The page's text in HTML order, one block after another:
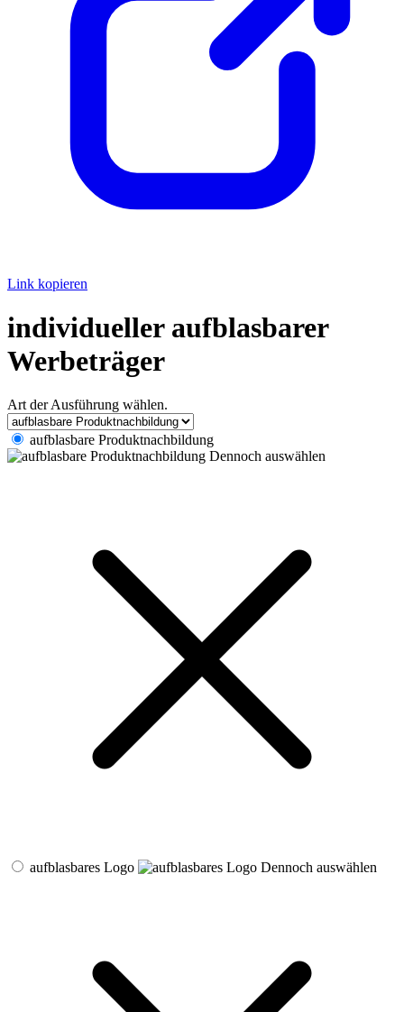
Link kopieren
individueller aufblasbarer
Werbeträger
Art der Ausführung wählen.
aufblasbare Produktnachbildung
Dennoch auswählen
aufblasbares Logo Dennoch auswählen